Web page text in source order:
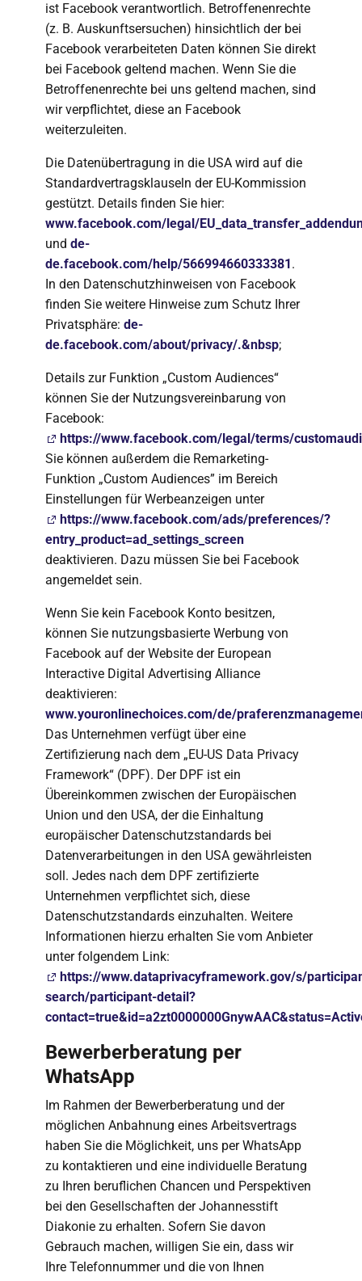
ist Facebook verantwortlich. Betroffenenrechte
(z. B. Auskunftsersuchen) hinsichtlich der bei
Facebook verarbeiteten Daten können Sie direkt
bei Facebook geltend machen. Wenn Sie die
Betroffenenrechte bei uns geltend machen, sind
wir verpflichtet, diese an Facebook
weiterzuleiten.
Die Datenübertragung in die USA wird auf die
Standardvertragsklauseln der EU-Kommission
gestützt. Details finden Sie hier:
www.facebook.com/legal/
und de-
de.facebook.com/help/566994660333381.
In den Datenschutzhinweisen von Facebook
finden Sie weitere Hinweise zum Schutz Ihrer
Privatsphäre: de-
de.facebook.com/about/privacy/.&nbsp;
Details zur Funktion „Custom Audiences“
können Sie der Nutzungsvereinbarung von
Facebook:
https://www.facebook.com/legal/terms/
Sie können außerdem die Remarketing-
Funktion „Custom Audiences” im Bereich
Einstellungen für Werbeanzeigen unter
https://www.facebook.com/ads/preferences/?
entry_product=ad_settings_screen
deaktivieren. Dazu müssen Sie bei Facebook
angemeldet sein.
Wenn Sie kein Facebook Konto besitzen,
können Sie nutzungsbasierte Werbung von
Facebook auf der Website der European
Interactive Digital Advertising Alliance
deaktivieren:
www.youronlinechoices.com/de/
Das Unternehmen verfügt über eine
Zertifizierung nach dem „EU-US Data Privacy
Framework“ (DPF). Der DPF ist ein
Übereinkommen zwischen der Europäischen
Union und den USA, der die Einhaltung
europäischer Datenschutzstandards bei
Datenverarbeitungen in den USA gewährleisten
soll. Jedes nach dem DPF zertifizierte
Unternehmen verpflichtet sich, diese
Datenschutzstandards einzuhalten. Weitere
Informationen hierzu erhalten Sie vom Anbieter
unter folgendem Link:
https://www.dataprivacyframework.gov/s/
search/participant-detail?
Bewerberberatung per
WhatsApp
Im Rahmen der Bewerberberatung und der
möglichen Anbahnung eines Arbeitsvertrags
haben Sie die Möglichkeit, uns per WhatsApp
zu kontaktieren und eine individuelle Beratung
zu Ihren beruflichen Chancen und Perspektiven
bei den Gesellschaften der Johannesstift
Diakonie zu erhalten. Sofern Sie davon
Gebrauch machen, willigen Sie ein, dass wir
Ihre Telefonnummer und die von Ihnen